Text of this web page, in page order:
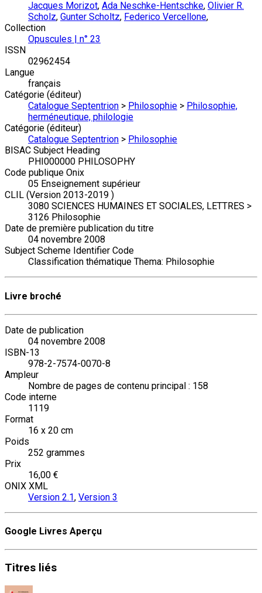
Jacques Morizot, Ada Neschke-Hentschke, Olivier R.
Scholz, Gunter Scholtz, Federico Vercellone,
Collection
Opuscules | n° 23
ISSN
02962454
Langue
français
Catégorie (éditeur)
Catalogue Septentrion > Philosophie > Philosophie,
herméneutique, philologie
Catégorie (éditeur)
Catalogue Septentrion > Philosophie
BISAC Subject Heading
PHI000000 PHILOSOPHY
Code publique Onix
05 Enseignement supérieur
CLIL (Version 2013-2019 )
3080 SCIENCES HUMAINES ET SOCIALES, LETTRES >
3126 Philosophie
Date de première publication du titre
04 novembre 2008
Subject Scheme Identifier Code
Classification thématique Thema: Philosophie
Livre broché
Date de publication
04 novembre 2008
ISBN-13
978-2-7574-0070-8
Ampleur
Nombre de pages de contenu principal : 158
Code interne
1119
Format
16 x 20 cm
Poids
252 grammes
Prix
16,00 €
ONIX XML
Version 2.1, Version 3
Google Livres Aperçu
Titres liés